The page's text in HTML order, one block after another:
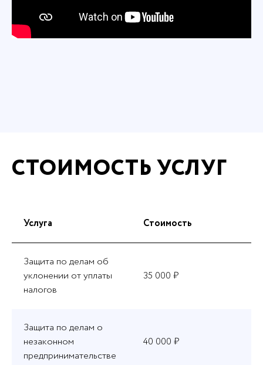
СТОИМОСТЬ УСЛУГ
Услуга Стоимость
Защита по делам об
уклонении от уплаты
налогов
35 000 ₽
Защита по делам о
незаконном
предпринимательстве
40 000 ₽